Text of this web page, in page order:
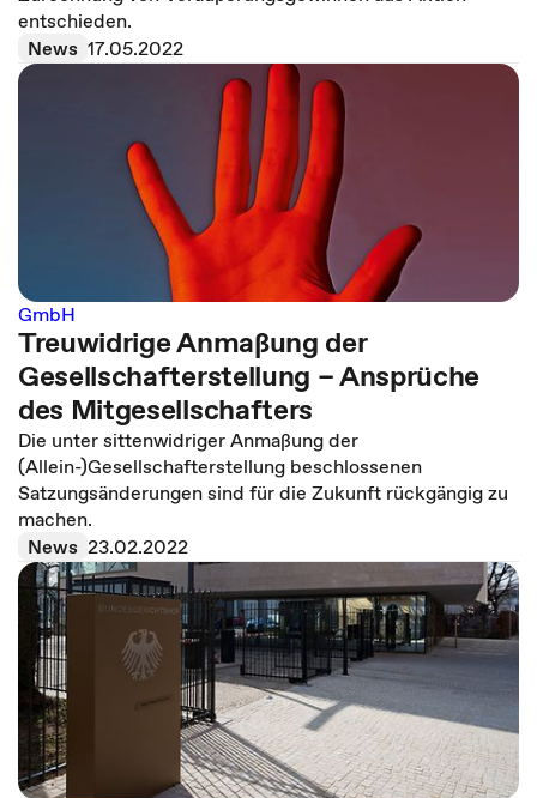
entschieden.
News 17.05.2022
GmbH
Treuwidrige Anmaßung der
Gesellschafterstellung – Ansprüche
des Mitgesellschafters
Die unter sittenwidriger Anmaßung der
(Allein-)Gesellschafterstellung beschlossenen
Satzungsänderungen sind für die Zukunft rückgängig zu
machen.
News 23.02.2022